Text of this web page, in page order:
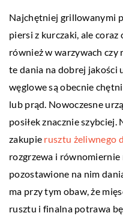
Najchętniej grillowanymi
piersi z kurczaki, ale coraz
również w warzywach
te dania na dobrej jakości
węglowe są obecnie
lub prąd. Nowoczesne
posiłek znacznie
zakupie rusztu żeliwnego
rozgrzewa i równomiernie
pozostawione na nim
ma przy tym obaw, że
rusztu i finalna potrawa